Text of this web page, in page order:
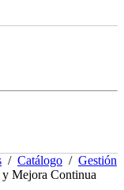
/ Catálogo / Gestión
Mejora Continua